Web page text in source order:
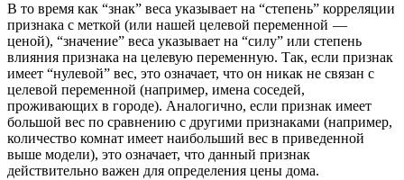
В то время как “знак” веса указывает на “степень” корреляции
признака с меткой (или нашей целевой переменной —
ценой), “значение” веса указывает на “силу” или степень
влияния признака на целевую переменную. Так, если признак
имеет “нулевой” вес, это означает, что он никак не связан с
целевой переменной (например, имена соседей,
проживающих в городе). Аналогично, если признак имеет
большой вес по сравнению с другими признаками (например,
количество комнат имеет наибольший вес в приведенной
выше модели), это означает, что данный признак
действительно важен для определения цены дома.